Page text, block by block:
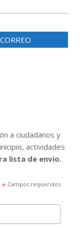
a ciudadanos y
actividades
lista de envío.
*Campos requeridos